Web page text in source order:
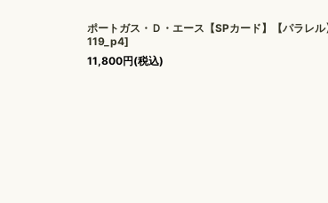
ポートガス・Ｄ・エース【SPカード】【パラレル
119_p4]
11,800円(税込)